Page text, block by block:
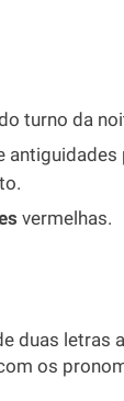
turno da
antiguidades
vermelhas.
duas letras
os